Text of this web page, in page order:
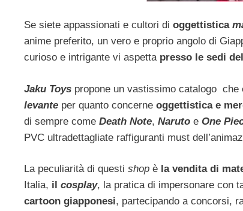
Se siete appassionati e cultori di oggettistica
anime preferito, un vero e proprio angolo di
curioso e intrigante vi aspetta presso le sedi
Jaku Toys propone un vastissimo catalogo che
levante per quanto concerne oggettistica e
di sempre come Death Note, Naruto e One
PVC ultradettagliate raffiguranti must
La peculiarità di questi shop è la vendita di
Italia, il cosplay, la pratica di impersonare con
cartoon giapponesi, partecipando a concorsi,